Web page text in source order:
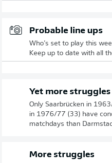
Probable line ups
Who’s set to play this
Keep up to date with all
Yet more struggles
Only Saarbrücken in
in 1976/77 (33) have
matchdays than
More struggles